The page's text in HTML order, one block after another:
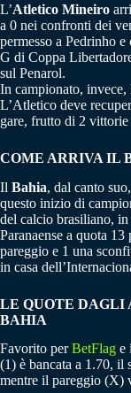
L’Atletico Mineiro
a 0 nei confronti dei
permesso a Pedrinho
G di Coppa
sul Penarol.
In campionato,
L’Atletico deve
gare, frutto di 2 vittorie
COME ARRIVA IL
Il Bahia, dal canto
questo inizio di
del calcio brasiliano,
Paranaense a quota
pareggio e 1 una
in casa
LE QUOTE DAGLI
BAHIA
Favorito perBetFlag e
(1) è bancata a 1.70, il
mentre il pareggio (X)